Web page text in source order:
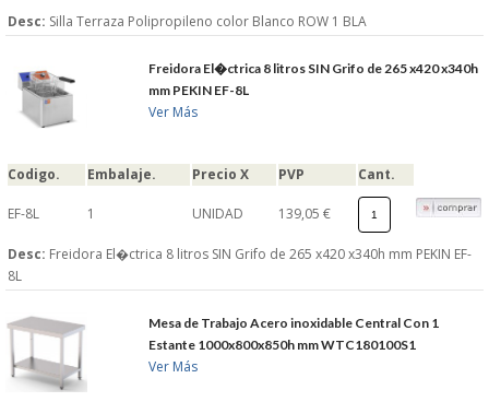
Desc: Silla Terraza Polipropileno color Blanco ROW 1 BLA
Freidora El�ctrica 8 litros SIN Grifo de 265 x420 x340h
mm PEKIN EF-8L
Ver Más
Codigo. Embalaje. Precio X PVP Cant.
EF-8L 1 UNIDAD 139,05 €
Desc: Freidora El�ctrica 8 litros SIN Grifo de 265 x420 x340h mm PEKIN EF-
8L
Mesa de Trabajo Acero inoxidable Central Con 1
Estante 1000x800x850h mm WTC180100S1
Ver Más